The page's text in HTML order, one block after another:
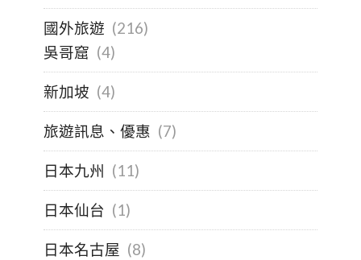
國外旅遊 (216)
吳哥窟 (4)
新加坡 (4)
旅遊訊息、優惠 (7)
日本九州 (11)
日本仙台 (1)
日本名古屋 (8)